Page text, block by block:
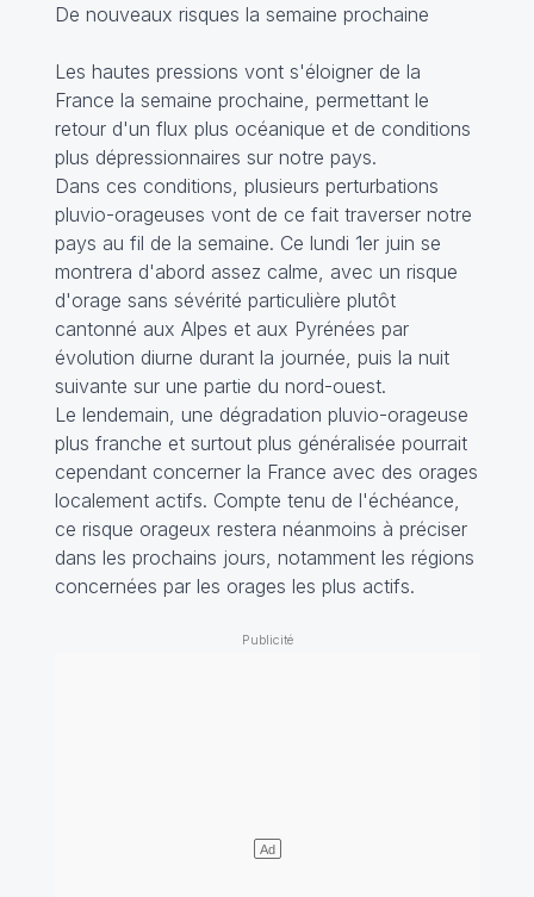
De nouveaux risques la semaine prochaine
Les hautes pressions vont s'éloigner de la
France la semaine prochaine, permettant le
retour d'un flux plus océanique et de conditions
plus dépressionnaires sur notre pays.
Dans ces conditions, plusieurs perturbations
pluvio-orageuses vont de ce fait traverser notre
pays au fil de la semaine. Ce lundi 1er juin se
montrera d'abord assez calme, avec un risque
d'orage sans sévérité particulière plutôt
cantonné aux Alpes et aux Pyrénées par
évolution diurne durant la journée, puis la nuit
suivante sur une partie du nord-ouest.
Le lendemain, une dégradation pluvio-orageuse
plus franche et surtout plus généralisée pourrait
cependant concerner la France avec des orages
localement actifs. Compte tenu de l'échéance,
ce risque orageux restera néanmoins à préciser
dans les prochains jours, notamment les régions
concernées par les orages les plus actifs.